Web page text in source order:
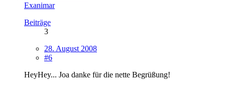
Exanimar
Beiträge
3
28. August 2008
#6
HeyHey... Joa danke für die nette Begrüßung!